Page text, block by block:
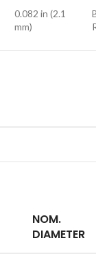
0.082 in (2.1
mm)
NOM.
DIAMETER